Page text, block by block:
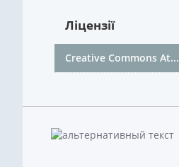
Ліцензії
Creative Commons At...